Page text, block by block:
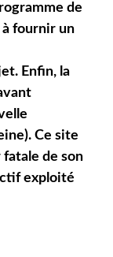
de
fournir un
Enfin, la
Ce site
de son
exploité